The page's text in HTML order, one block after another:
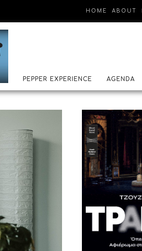
HOME ABOUT
PEPPER EXPERIENCE AGENDA